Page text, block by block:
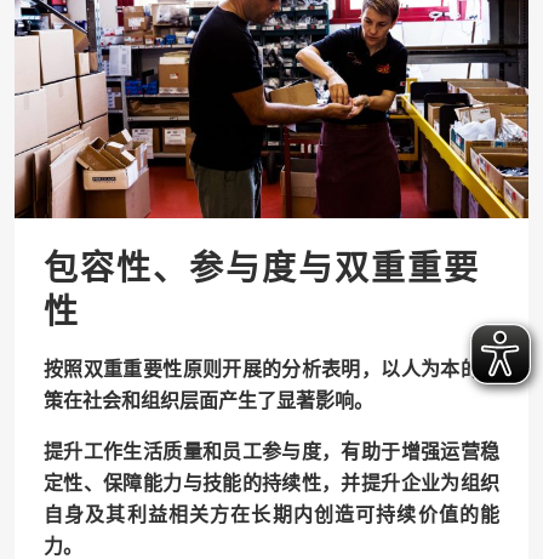
包容性、参与度与双重重要
性
按照双重重要性原则开展的分析表明，以人为本的政
策在社会和组织层面产生了显著影响。
提升工作生活质量和员工参与度，有助于增强运营稳
定性、保障能力与技能的持续性，并提升企业为组织
自身及其利益相关方在长期内创造可持续价值的能
力。